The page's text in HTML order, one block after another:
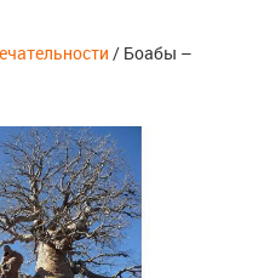
/ Боабы –